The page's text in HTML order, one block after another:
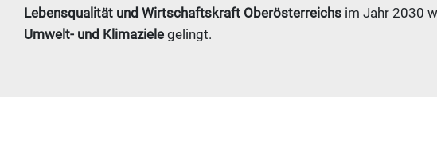
Lebensqualität und Wirtschaftskraft Oberösterreichs im Jahr 2030
Umwelt- und Klimaziele gelingt.